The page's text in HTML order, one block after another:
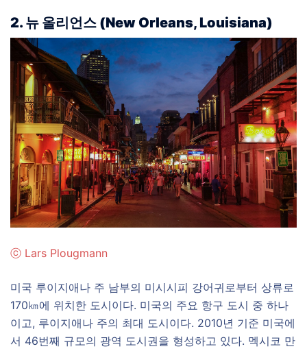
2. 뉴 올리언스 (New Orleans, Louisiana)
ⓒ Lars Plougmann
미국 루이지애나 주 남부의 미시시피 강어귀로부터 상류로
170㎞에 위치한 도시이다. 미국의 주요 항구 도시 중 하나
이고, 루이지애나 주의 최대 도시이다. 2010년 기준 미국에
서 46번째 규모의 광역 도시권을 형성하고 있다. 멕시코 만